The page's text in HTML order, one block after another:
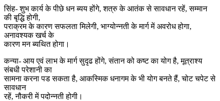
सिंह- शुभ कार्य के पीछे धन ब्यय होंगे, शत्रु के आतंक से सावधान रहें, सम्मान
की बृद्धि होगी,
पराक्रम के कारण सफलता मिलेगी, भाग्योन्नती के मार्ग में अवरोध होगा,
अनावश्यक खर्च के
कारण मन ब्यथित होगा।
कन्या- आय एवं लाभ के मार्ग सुदृढ होंगे, संतान को कष्ट का योग है, मूत्राश्य
संबधी परेशानी का
सामना करना पड सकता है, आकस्मिक धनागम के भी योग बनते हैं, चोट चपेट से
सावधान
रहें, नौकरी में पदोन्नती होगी।